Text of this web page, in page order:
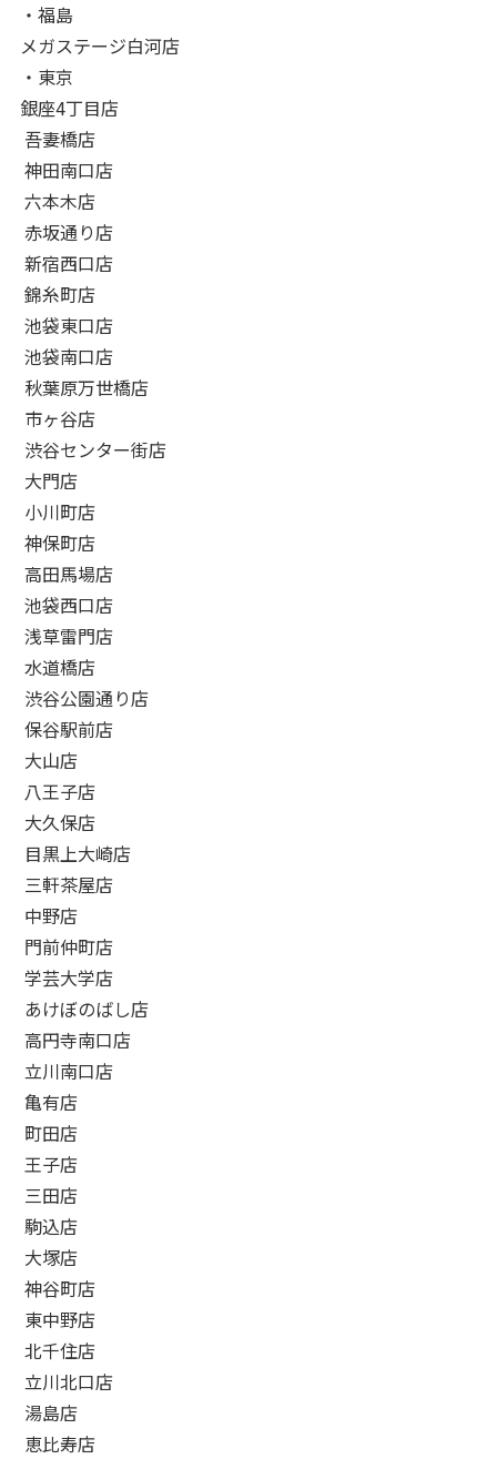
・福島
メガステージ白河店
・東京
銀座4丁目店
吾妻橋店
神田南口店
六本木店
赤坂通り店
新宿西口店
錦糸町店
池袋東口店
池袋南口店
秋葉原万世橋店
市ヶ谷店
渋谷センター街店
大門店
小川町店
神保町店
高田馬場店
池袋西口店
浅草雷門店
水道橋店
渋谷公園通り店
保谷駅前店
大山店
八王子店
大久保店
目黒上大崎店
三軒茶屋店
中野店
門前仲町店
学芸大学店
あけぼのばし店
高円寺南口店
立川南口店
亀有店
町田店
王子店
三田店
駒込店
大塚店
神谷町店
東中野店
北千住店
立川北口店
湯島店
恵比寿店